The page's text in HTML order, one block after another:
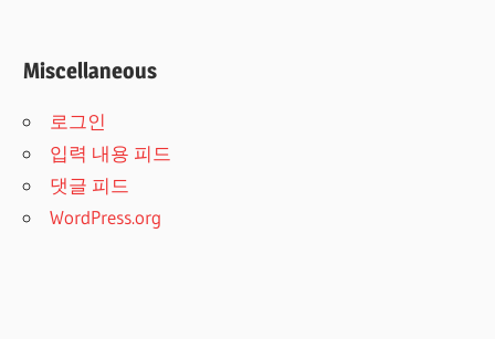
Miscellaneous
로그인
입력 내용 피드
댓글 피드
WordPress.org